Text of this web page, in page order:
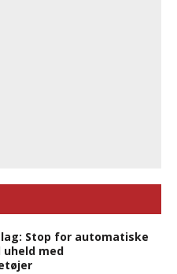
Stop for automatiske
med